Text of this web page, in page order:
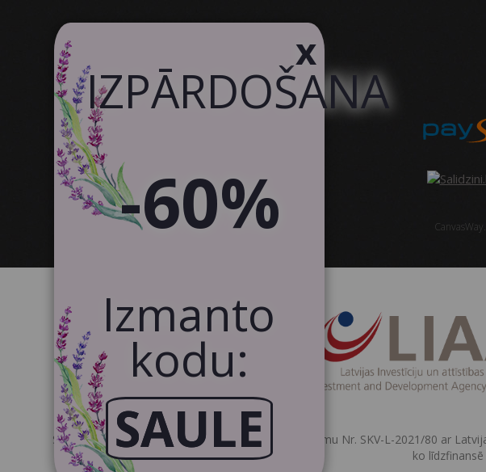
SIA Canvas WAY ir noslēgusi 2021.gada 19.aprīlī līgumu Nr. SKV-L-2021/80 ar
ko
x
IZPĀRDOŠANA
-60%
Izmanto
kodu:
SAULE